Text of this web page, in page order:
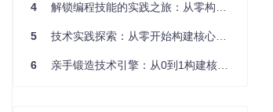
4 解锁编程技能的实践之旅：从零构建你的技术世界
5 技术实践探索：从零开始构建核心系统的实践指南
6 亲手锻造技术引擎：从0到1构建核心系统的实践指南